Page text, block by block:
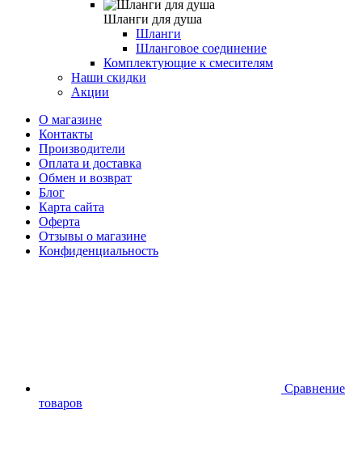
Шланги для душа
Шланги
Шланговое соединение
Комплектующие к смесителям
Наши скидки
Акции
О магазине
Контакты
Производители
Оплата и доставка
Обмен и возврат
Блог
Карта сайта
Оферта
Отзывы о магазине
Конфиденциальность
Сравнение
товаров